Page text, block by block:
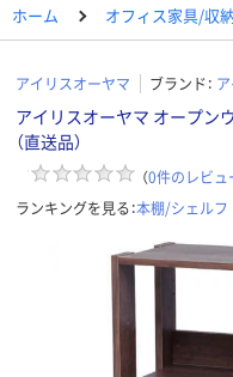
ホーム オフィス家具/収納
アイリスオーヤマ ブランド：
アイリスオーヤマ オープン
（直送品）
（0件のレビュ
ランキングを見る：本棚/シェルフ